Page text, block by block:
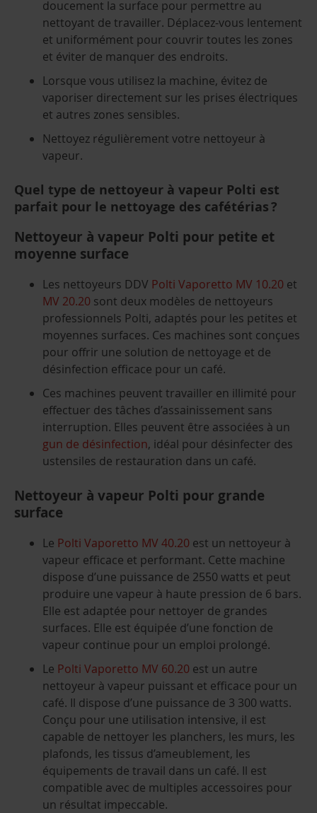
doucement la surface pour permettre au
nettoyant de travailler. Déplacez-vous lentement
et uniformément pour couvrir toutes les zones
et éviter de manquer des endroits.
Lorsque vous utilisez la machine, évitez de
vaporiser directement sur les prises électriques
et autres zones sensibles.
Nettoyez régulièrement votre nettoyeur à
vapeur.
Quel type de nettoyeur à vapeur Polti est
parfait pour le nettoyage des cafétérias ?
Nettoyeur à vapeur Polti pour petite et
moyenne surface
Les nettoyeurs DDV Polti Vaporetto MV 10.20 et
MV 20.20 sont deux modèles de nettoyeurs
professionnels Polti, adaptés pour les petites et
moyennes surfaces. Ces machines sont conçues
pour offrir une solution de nettoyage et de
désinfection efficace pour un café.
Ces machines peuvent travailler en illimité pour
effectuer des tâches d’assainissement sans
interruption. Elles peuvent être associées à un
gun de désinfection, idéal pour désinfecter des
ustensiles de restauration dans un café.
Nettoyeur à vapeur Polti pour grande
surface
Le Polti Vaporetto MV 40.20 est un nettoyeur à
vapeur efficace et performant. Cette machine
dispose d’une puissance de 2550 watts et peut
produire une vapeur à haute pression de 6 bars.
Elle est adaptée pour nettoyer de grandes
surfaces. Elle est équipée d’une fonction de
vapeur continue pour un emploi prolongé.
Le Polti Vaporetto MV 60.20 est un autre
nettoyeur à vapeur puissant et efficace pour un
café. Il dispose d’une puissance de 3 300 watts.
Conçu pour une utilisation intensive, il est
capable de nettoyer les planchers, les murs, les
plafonds, les tissus d’ameublement, les
équipements de travail dans un café. Il est
compatible avec de multiples accessoires pour
un résultat impeccable.